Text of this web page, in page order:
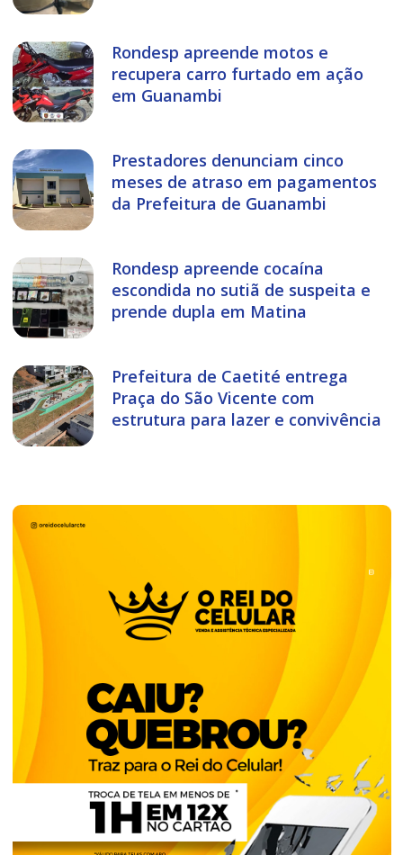
Rondesp apreende motos e
recupera carro furtado em ação
em Guanambi
Prestadores denunciam cinco
meses de atraso em pagamentos
da Prefeitura de Guanambi
Rondesp apreende cocaína
escondida no sutiã de suspeita e
prende dupla em Matina
Prefeitura de Caetité entrega
Praça do São Vicente com
estrutura para lazer e convivência